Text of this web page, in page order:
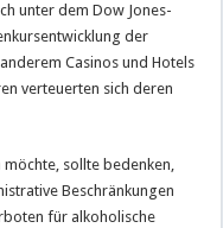
unter dem Dow Jones-
der
Casinos und Hotels
verteuerten sich deren
sollte bedenken,
Beschränkungen
für alkoholische